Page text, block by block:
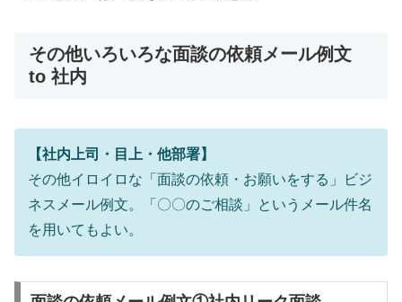
その他いろいろな面談の依頼メール例文
to 社内
【社内上司・目上・他部署】
その他イロイロな「面談の依頼・お願いをする」ビジ
ネスメール例文。「〇〇のご相談」というメール件名
を用いてもよい。